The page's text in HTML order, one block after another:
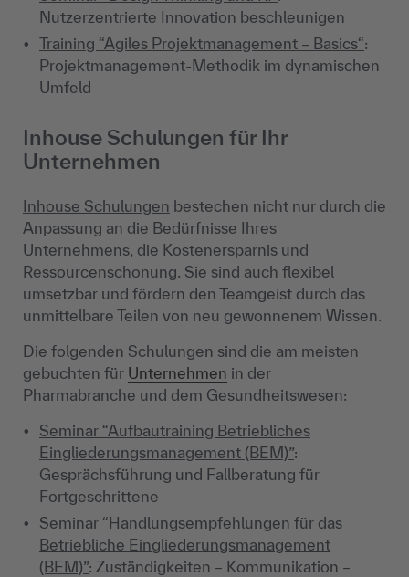
Nutzerzentrierte Innovation beschleunigen
Training “Agiles Projektmanagement – Basics“:
Projektmanagement-Methodik im dynamischen
Umfeld
Inhouse Schulungen für Ihr
Unternehmen
Inhouse Schulungen bestechen nicht nur durch die
Anpassung an die Bedürfnisse Ihres
Unternehmens, die Kostenersparnis und
Ressourcenschonung. Sie sind auch flexibel
umsetzbar und fördern den Teamgeist durch das
unmittelbare Teilen von neu gewonnenem Wissen.
Die folgenden Schulungen sind die am meisten
gebuchten für Unternehmen in der
Pharmabranche und dem Gesundheitswesen:
Seminar “Aufbautraining Betriebliches
Eingliederungsmanagement (BEM)”:
Gesprächsführung und Fallberatung für
Fortgeschrittene
Seminar “Handlungsempfehlungen für das
Betriebliche Eingliederungsmanagement
(BEM)”: Zuständigkeiten – Kommunikation –